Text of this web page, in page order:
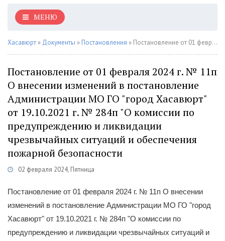
МЕНЮ
Хасавюрт » Документы » Постановления » Постановление от 01 февраля 2024 г. № 11п О внесении изменений в постановление Администрации МО ГО "город Хасавюрт" от 19.10.2021 г. № 284п "О комиссии по предупреждению и ликвидации чрезвычайных ситуаций и обеспечения пожарной безопасности
Постановление от 01 февраля 2024 г. № 11п
О внесении изменений в постановление
Администрации МО ГО "город Хасавюрт"
от 19.10.2021 г. № 284п "О комиссии по
предупреждению и ликвидации
чрезвычайных ситуаций и обеспечения
пожарной безопасности
02 февраля 2024, Пятница
Постановление от 01 февраля 2024 г. № 11п О внесении
изменений в постановление Администрации МО ГО "город
Хасавюрт" от 19.10.2021 г. № 284п "О комиссии по
предупреждению и ликвидации чрезвычайных ситуаций и